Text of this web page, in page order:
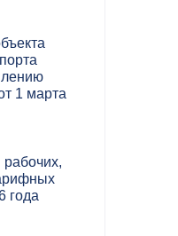
1 марта
года